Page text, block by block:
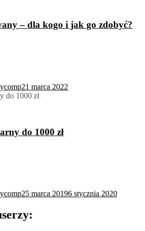
– dla kogo i jak go zdobyć?
21 marca 2022
do 1000 zł
25 marca 20196 stycznia 2020